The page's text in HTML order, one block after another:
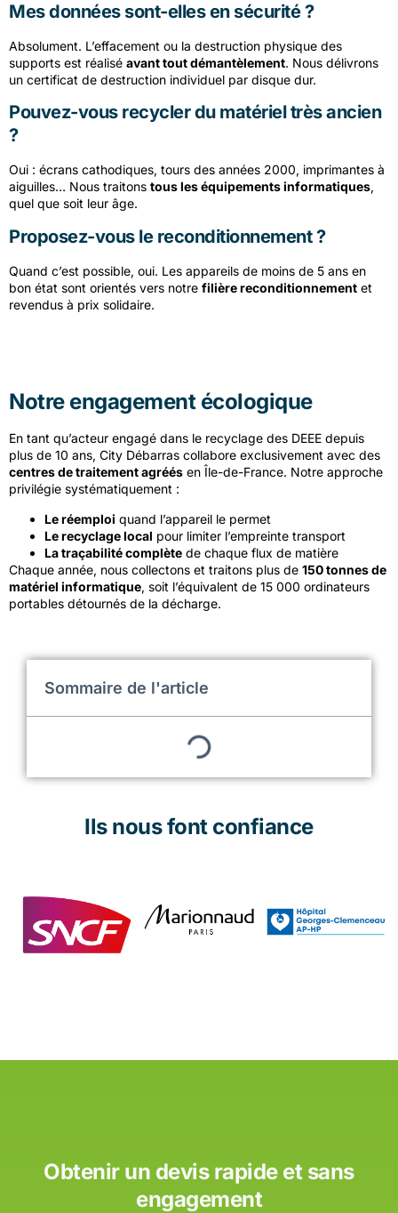
Mes données sont-elles en sécurité ?
Absolument. L’effacement ou la destruction physique des
supports est réalisé avant tout démantèlement. Nous délivrons
un certificat de destruction individuel par disque dur.
Pouvez-vous recycler du matériel très ancien
?
Oui : écrans cathodiques, tours des années 2000, imprimantes à
aiguilles… Nous traitons tous les équipements informatiques,
quel que soit leur âge.
Proposez-vous le reconditionnement ?
Quand c’est possible, oui. Les appareils de moins de 5 ans en
bon état sont orientés vers notre filière reconditionnement et
revendus à prix solidaire.
Notre engagement écologique
En tant qu’acteur engagé dans le recyclage des DEEE depuis
plus de 10 ans, City Débarras collabore exclusivement avec des
centres de traitement agréés en Île-de-France. Notre approche
privilégie systématiquement :
Le réemploi quand l’appareil le permet
Le recyclage local pour limiter l’empreinte transport
La traçabilité complète de chaque flux de matière
Chaque année, nous collectons et traitons plus de 150 tonnes de
matériel informatique, soit l’équivalent de 15 000 ordinateurs
portables détournés de la décharge.
Sommaire de l'article
Ils nous font confiance
Obtenir un devis rapide et sans
engagement